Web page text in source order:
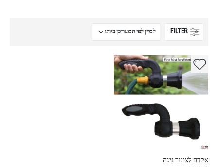
FILTER
אקדח לצינור גינה